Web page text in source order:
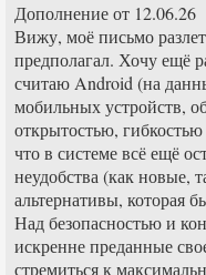
Дополнение от 12.06.26
Вижу, моё письмо
предполагал. Хочу ещё
считаю Android (на
мобильных устройств,
открытостью,
что в системе всё ещё
неудобства (как новые,
альтернативы, которая
Над безопасностью и
искренне преданные
стремиться к